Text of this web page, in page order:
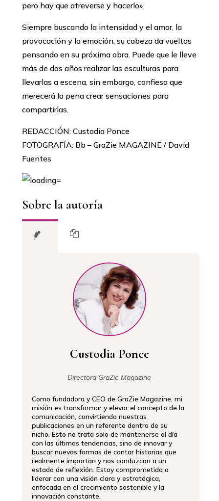
pero hay que atreverse y hacerlo».
Siempre buscando la intensidad y el amor, la
provocación y la emoción, su cabeza da vueltas
pensando en su próxima obra. Puede que le lleve
más de dos años realizar las esculturas para
llevarlas a escena, sin embargo, confiesa que
merecerá la pena crear sensaciones para
compartirlas.
REDACCIÓN: Custodia Ponce
FOTOGRAFÍA: Bb – GraZie MAGAZINE / David
Fuentes
Sobre la autoría
Custodia Ponce
Directora GraZie Magazine
Como fundadora y CEO de GraZie Magazine, mi
misión es transformar y elevar el concepto de la
comunicación, convirtiendo nuestras
publicaciones en un referente dentro de su
nicho. Esto no trata solo de mantenerse al día
con las últimas tendencias, sino de innovar y
buscar nuevas formas de contar historias que
realmente importan y nos conduzcan a un
estado de reflexión. Estoy comprometida a
liderar con una visión clara y estratégica,
enfocada en el crecimiento sostenible y la
innovación constante.